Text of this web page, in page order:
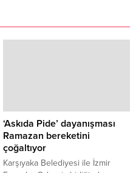
‘Askıda Pide’ dayanışması
Ramazan bereketini
çoğaltıyor
Karşıyaka Belediyesi ile İzmir